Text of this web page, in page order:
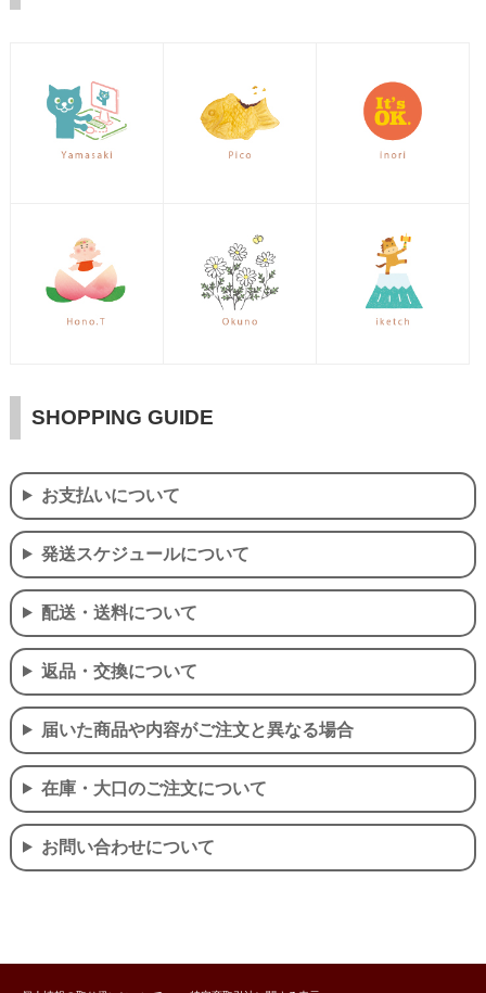
SHOPPING GUIDE
お支払いについて
発送スケジュールについて
配送・送料について
返品・交換について
届いた商品や内容がご注文と異なる場合
在庫・大口のご注文について
お問い合わせについて